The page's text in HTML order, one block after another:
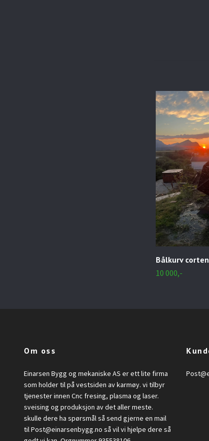
Bålkurv
10 000,-
Om oss
Einarsen Bygg og mekaniske AS er ett lite firma
som holder til på vestsiden av karmøy. vi tilbyr
tjenester innen Cnc fresing, plasma og laser.
sveising og produksjon av det aller meste.
skulle dere ha spørsmål så send gjerne en mail
til Post@einarsenbygg.no så vil vi hjelpe dere så